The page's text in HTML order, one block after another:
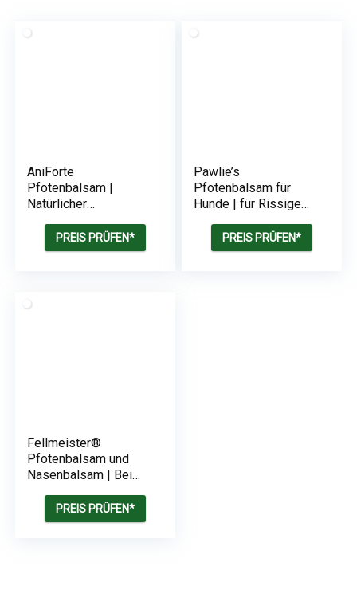
AniForte
Pfotenbalsam |
Natürlicher
Hundepfoten mit
Bienenwachs
PREIS PRÜFEN*
Pawlie’s
Pfotenbalsam für
Hunde | für Rissige
PREIS PRÜFEN*
Fellmeister®
Pfotenbalsam und
Nasenbalsam | Bei
rissigen Pfoten
PREIS PRÜFEN*